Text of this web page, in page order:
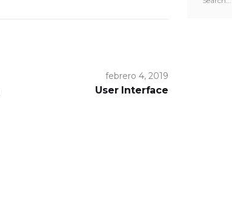
febrero 4, 2019
User Interface